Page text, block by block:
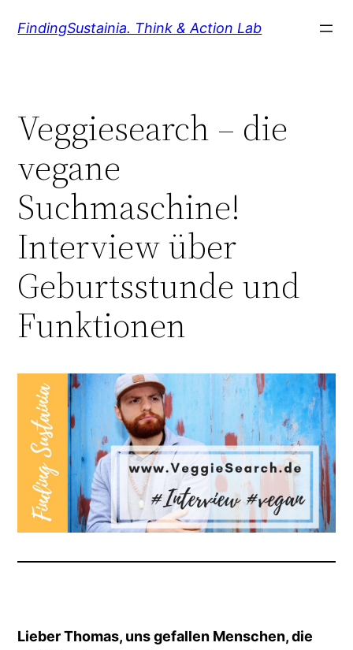
InhaltFindingSustainia. Think & Action Lab
Veggiesearch – die
vegane
Suchmaschine!
Interview über
Geburtsstunde und
Funktionen
Lieber Thomas, uns gefallen Menschen, die